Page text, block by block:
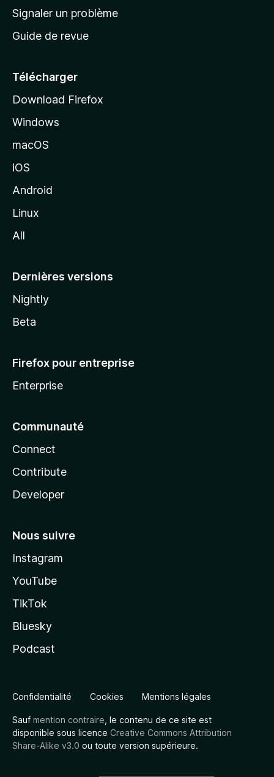
a
c
e
l
d
o
z
l
Signaler un problème
Guide de revue
Télécharger
Download Firefox
Windows
macOS
iOS
Android
Linux
All
Dernières versions
Nightly
Beta
Firefox pour entreprise
Enterprise
Communauté
Connect
Contribute
Developer
Nous suivre
Instagram
YouTube
TikTok
Bluesky
Podcast
Confidentialité Cookies Mentions légales
Sauf mention contraire , le contenu de ce site est
disponible sous licence Creative Commons Attribution
Share-Alike v3.0 ou toute version supérieure.